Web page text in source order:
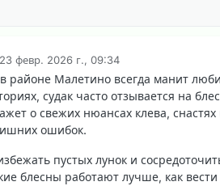
23 февр. 2026 г., 09:34
районе Малетино всегда манит
судак часто отзывается на
о свежих нюансах клева,
ошибок.
пустых лунок и
блесны работают лучше, как